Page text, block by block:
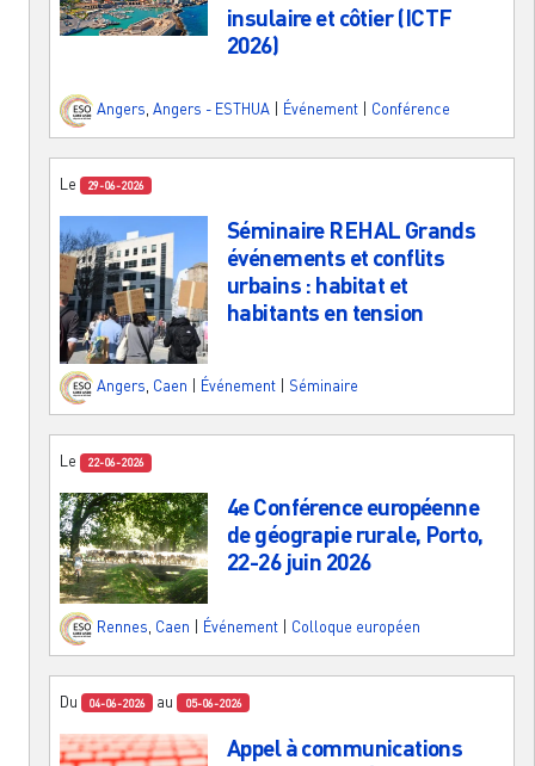
insulaire et côtier (ICTF
2026)
Angers Angers - ESTHUA Événement Conférence
Le 29-06-2026
Séminaire REHAL Grands
événements et conflits
urbains : habitat et
habitants en tension
Angers, Caen Événement Séminaire
Le 22-06-2026
4e Conférence européenne
de géograpie rurale, Porto,
22-26 juin 2026
Rennes Caen Événement Colloque européen
Du 04-06-2026 au 05-06-2026
Appel à communications